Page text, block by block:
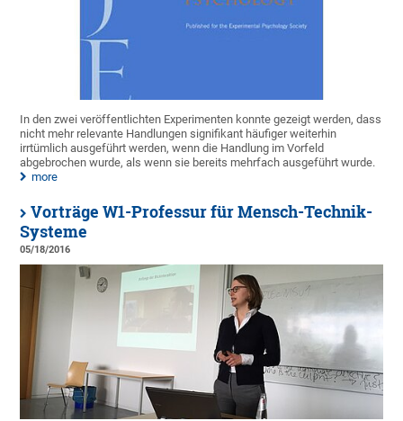
In den zwei veröffentlichten Experimenten konnte gezeigt werden, dass
nicht mehr relevante Handlungen signifikant häufiger weiterhin
irrtümlich ausgeführt werden, wenn die Handlung im Vorfeld
abgebrochen wurde, als wenn sie bereits mehrfach ausgeführt wurde.
more
Vorträge W1-Professur für Mensch-Technik-
Systeme
05/18/2016